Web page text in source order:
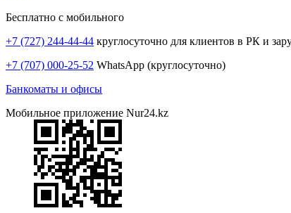
Бесплатно с мобильного
+7 (727) 244-44-44 круглосуточно для клиентов в РК и
+7 (707) 000-25-52 WhatsApp (круглосуточно)
Банкоматы и офисы
Мобильное приложение Nur24.kz